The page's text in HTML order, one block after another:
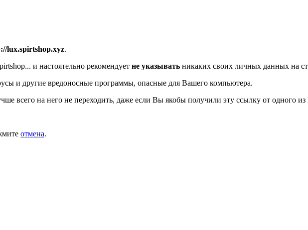
lux.spirtshop.xyz.
и настоятельно рекомендует не указывать никаких своих личных данных на
и другие вредоносные программы, опасные для Вашего компьютера.
всего на него не переходить, даже если Вы якобы получили эту ссылку от одного
отмена.